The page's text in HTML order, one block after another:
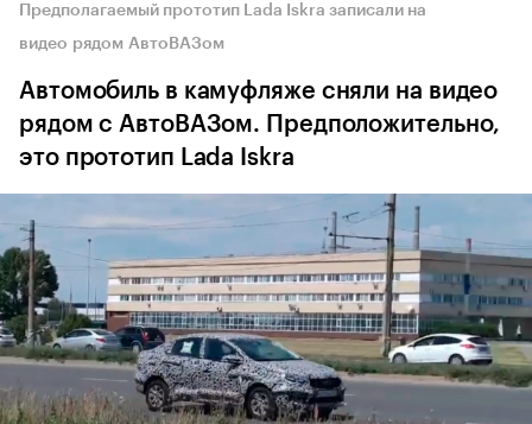
Предполагаемый прототип Lada Iskra записали на
видео рядом АвтоВАЗом
Автомобиль в камуфляже сняли на видео
рядом с АвтоВАЗом. Предположительно,
это прототип Lada Iskra